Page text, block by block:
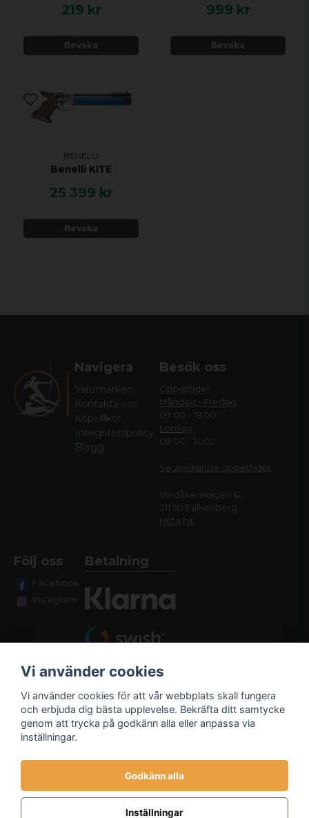
219 kr
Bevaka
999 kr
Bevaka
BENELLI
Benelli KITE
25 399 kr
Bevaka
Navigera
Varumärken
Kontakta oss
Köpvillkor
Integritetspolicy
Blogg
Besök oss
Öppettider
Måndag - Fredag:
09.00 - 18.00
Lördag:
09.00 - 14.00
Se avvikande öppettider
Vindåkersvägen 12,
311 50 Falkenberg
Hitta hit
Följ oss
Facebook
Instagram
Betalning
Fraktalternativ
Vi använder cookies
Vi använder cookies för att vår webbplats skall fungera
och erbjuda dig bästa upplevelse. Bekräfta ditt samtycke
genom att trycka på godkänn alla eller anpassa via
inställningar.
Godkänn alla
Inställningar